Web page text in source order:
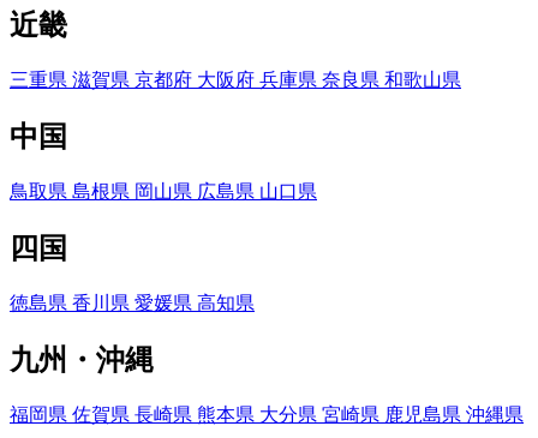
近畿
三重県 滋賀県 京都府 大阪府 兵庫県 奈良県 和歌山県
中国
鳥取県 島根県 岡山県 広島県 山口県
四国
徳島県 香川県 愛媛県 高知県
九州・沖縄
福岡県 佐賀県 長崎県 熊本県 大分県 宮崎県 鹿児島県 沖縄県